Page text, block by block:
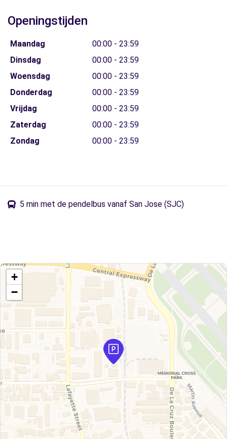
Openingstijden
Maandag
00:00 - 23:59
Dinsdag
00:00 - 23:59
Woensdag
00:00 - 23:59
Donderdag
00:00 - 23:59
Vrijdag
00:00 - 23:59
Zaterdag
00:00 - 23:59
Zondag
00:00 - 23:59
5 min met de pendelbus vanaf San Jose (SJC)
+
−